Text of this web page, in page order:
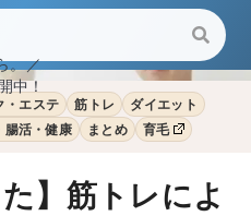
。／
中！
・エステ 筋トレ
ダイエット
腸活・健康 まとめ 育毛
】筋トレによ